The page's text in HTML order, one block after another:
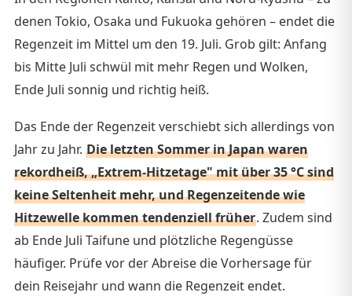
denen Tokio, Osaka und Fukuoka gehören – endet die
Regenzeit im Mittel um den 19. Juli. Grob gilt: Anfang
bis Mitte Juli schwül mit mehr Regen und Wolken,
Ende Juli sonnig und richtig heiß.
Das Ende der Regenzeit verschiebt sich allerdings von
Jahr zu Jahr. Die letzten Sommer in Japan waren
rekordheiß, „Extrem-Hitzetage" mit über 35 °C sind
keine Seltenheit mehr, und Regenzeitende wie
Hitzewelle kommen tendenziell früher. Zudem sind
ab Ende Juli Taifune und plötzliche Regengüsse
häufiger. Prüfe vor der Abreise die Vorhersage für
dein Reisejahr und wann die Regenzeit endet.